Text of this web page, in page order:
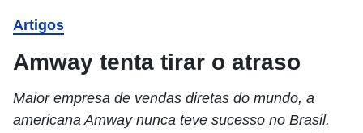
Artigos
Amway tenta tirar o atraso
Maior empresa de vendas diretas do mundo, a
americana Amway nunca teve sucesso no Brasil.